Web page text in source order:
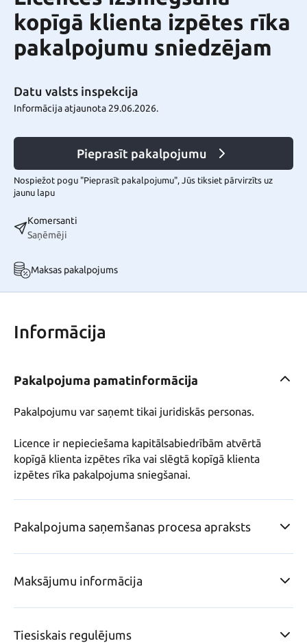
kopīgā klienta izpētes rīka
pakalpojumu sniedzējam
Datu valsts inspekcija
Informācija atjaunota 29.06.2026.
Pieprasīt pakalpojumu
Nospiežot pogu "Pieprasīt pakalpojumu", Jūs tiksiet pārvirzīts uz
jaunu lapu
Komersanti
Saņēmēji
Maksas pakalpojums
Informācija
Pakalpojuma pamatinformācija
Pakalpojumu var saņemt tikai juridiskās personas.
Licence ir nepieciešama kapitālsabiedrībām atvērtā
kopīgā klienta izpētes rīka vai slēgtā kopīgā klienta
izpētes rīka pakalpojuma sniegšanai.
Pakalpojuma saņemšanas procesa apraksts
Maksājumu informācija
Tiesiskais regulējums